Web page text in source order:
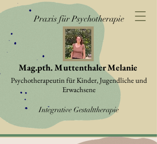
Praxis für Psychotherapie
Mag.pth. Muttenthaler Melanie
Psychotherapeutin für Kinder, Jugendliche und
Erwachsene
Integrative Gestalttherapie